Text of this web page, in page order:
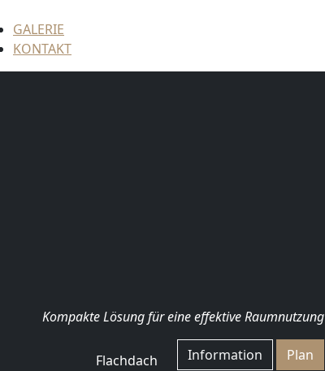
GALERIE
KONTAKT
Kompakte Lösung für eine effektive Raumnutzung
Flachdach Information Plan